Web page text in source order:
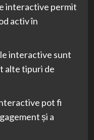
interactive permit
activ în
interactive sunt
alte tipuri de
pot fi
și a